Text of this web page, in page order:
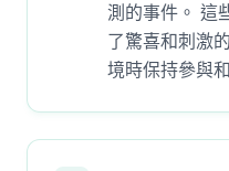
測的事件。 這
了驚喜和刺激
境時保持參與